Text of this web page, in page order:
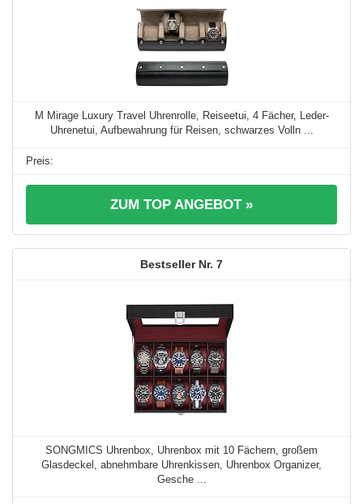
M Mirage Luxury Travel Uhrenrolle, Reiseetui, 4 Fächer, Leder-
Uhrenetui, Aufbewahrung für Reisen, schwarzes Volln ...
ZUM TOP ANGEBOT »
7
SONGMICS Uhrenbox, Uhrenbox mit 10 Fächern, großem
Glasdeckel, abnehmbare Uhrenkissen, Uhrenbox Organizer,
Gesche ...